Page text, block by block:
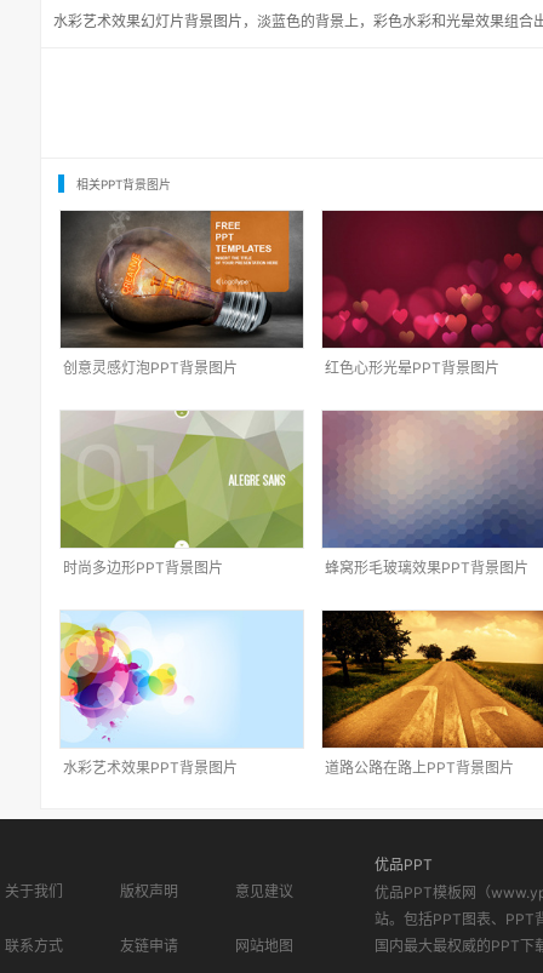
水彩艺术效果幻灯片背景图片，淡蓝色的背景上，彩色水彩和光晕效果组合
相关PPT背景图片
创意灵感灯泡PPT背景图片 红色心形光晕PPT背景图片
时尚多边形PPT背景图片 蜂窝形毛玻璃效果PPT背景图片
水彩艺术效果PPT背景图片 道路公路在路上PPT背景图片
关于我们 版权声明 意见建议
联系方式 友链申请 网站地图
优品PPT
优品PPT模板网（
站。包括PPT图表、PPT
国内最大最权威的PPT下